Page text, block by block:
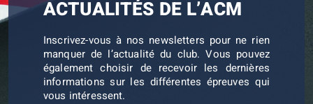
ACTUALITÉS DE L’ACM
Inscrivez-vous à nos newsletters pour ne rien
manquer de l’actualité du club. Vous pouvez
également choisir de recevoir les dernières
informations sur les différentes épreuves qui
vous intéressent.